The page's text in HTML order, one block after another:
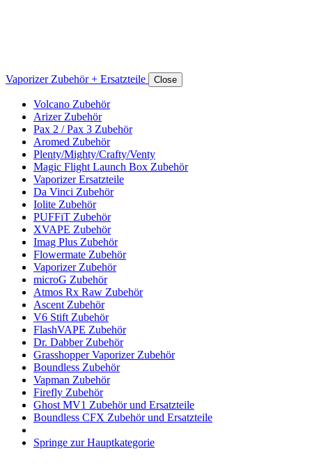
Vaporizer Zubehör + Ersatzteile Close
Volcano Zubehör
Arizer Zubehör
Pax 2 / Pax 3 Zubehör
Aromed Zubehör
Plenty/Mighty/Crafty/Venty
Magic Flight Launch Box Zubehör
Vaporizer Ersatzteile
Da Vinci Zubehör
Iolite Zubehör
PUFFiT Zubehör
XVAPE Zubehör
Imag Plus Zubehör
Flowermate Zubehör
Vaporizer Zubehör
microG Zubehör
Atmos Rx Raw Zubehör
Ascent Zubehör
V6 Stift Zubehör
FlashVAPE Zubehör
Dr. Dabber Zubehör
Grasshopper Vaporizer Zubehör
Boundless Zubehör
Vapman Zubehör
Firefly Zubehör
Ghost MV1 Zubehör und Ersatzteile
Boundless CFX Zubehör und Ersatzteile
Springe zur Hauptkategorie